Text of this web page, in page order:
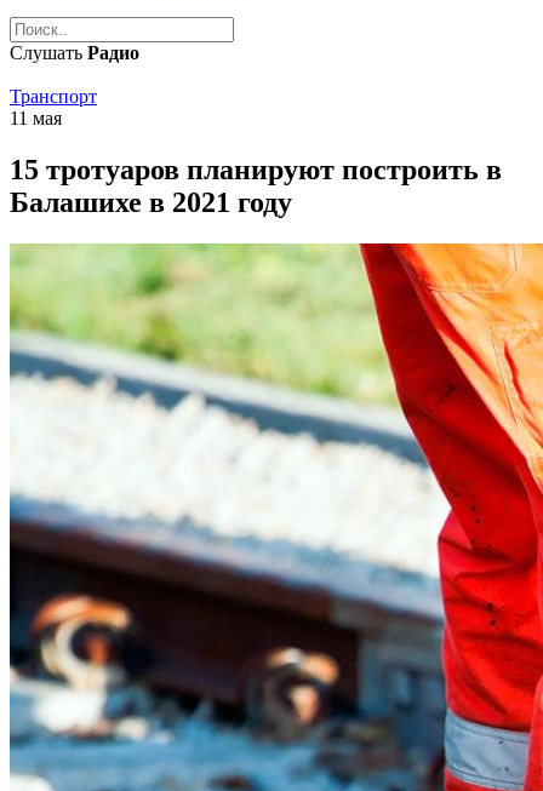
Слушать Радио
Транспорт
11 мая
15 тротуаров планируют построить в
Балашихе в 2021 году